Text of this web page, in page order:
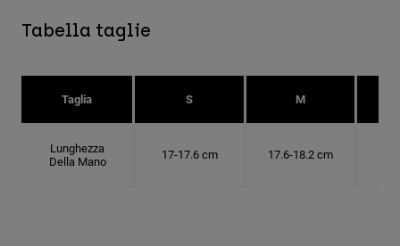
Tabella taglie
Taglia S M
Lunghezza
Della Mano
17-17.6 cm 17.6-18.2 cm